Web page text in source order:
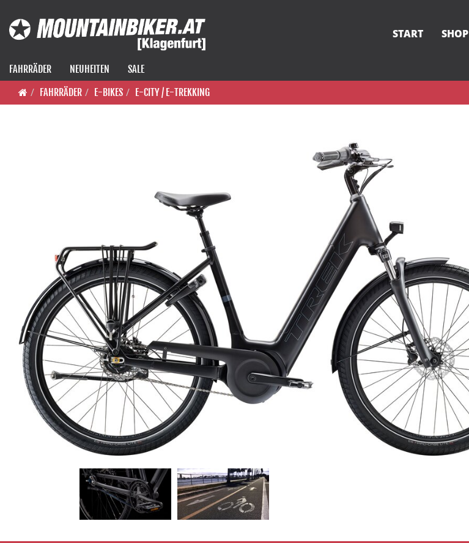
START SHOP
FAHRRÄDER NEUHEITEN
SALE
FAHRRÄDER
E-BIKES E-CITY / E-TREKKING